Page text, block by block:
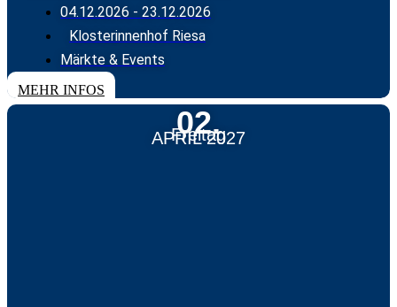
04.12.2026 - 23.12.2026
Klosterinnenhof Riesa
Märkte & Events
MEHR INFOS
02.
APRIL 2027
Freitag